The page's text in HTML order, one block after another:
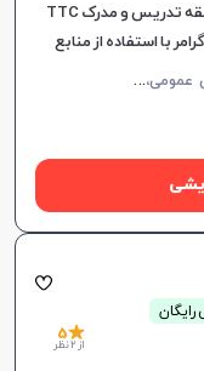
مدرس زبان ترکی استانبولی با بیش از ۷ سال سابقه تدریس و مدرک TTC
با استفاده از منابع
م
کالمه زبان ترکی، زبان ترکی عمومی، زبان ترکی کودکان
رایگان
5
از 2 نظر